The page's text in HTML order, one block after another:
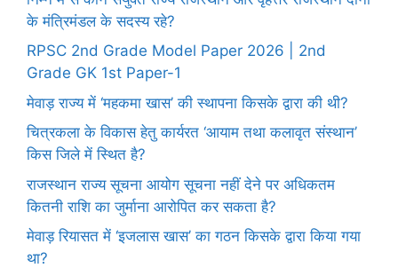
के मंत्रिमंडल के सदस्य रहे?
RPSC 2nd Grade Model Paper 2026 | 2nd
Grade GK 1st Paper-1
मेवाड़ राज्य में ‘महकमा खास’ की स्थापना किसके द्वारा की थी?
चित्रकला के विकास हेतु कार्यरत ‘आयाम तथा कलावृत संस्थान’
किस जिले में स्थित है?
राजस्थान राज्य सूचना आयोग सूचना नहीं देने पर अधिकतम
कितनी राशि का जुर्माना आरोपित कर सकता है?
मेवाड़ रियासत में ‘इजलास खास’ का गठन किसके द्वारा किया गया
था?